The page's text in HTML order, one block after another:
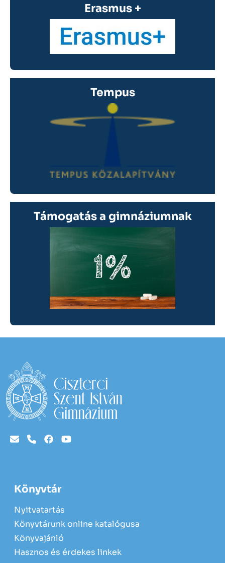
Erasmus +
Tempus
Támogatás a gimnáziumnak
Könyvtár
Nyitvatartás
Könyvtárunk online katalógusa
Könyvajánló
Hasznos és érdekes linkek